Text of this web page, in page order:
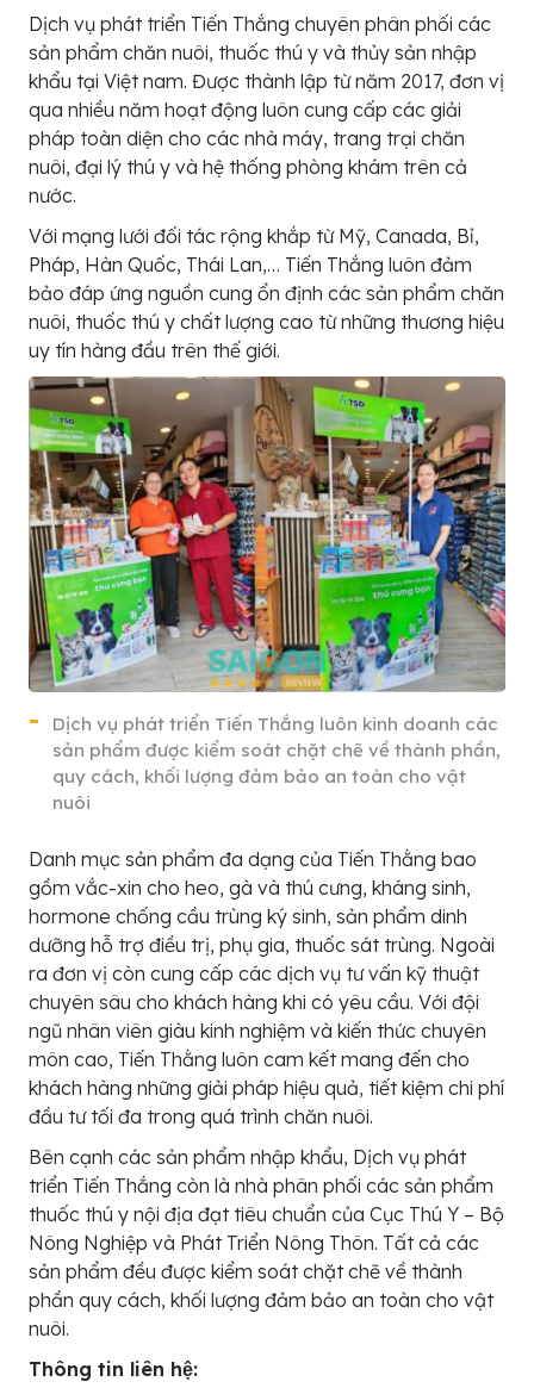
Dịch vụ phát triển Tiến Thắng chuyên phân phối các
sản phẩm chăn nuôi, thuốc thú y và thủy sản nhập
khẩu tại Việt nam. Được thành lập từ năm 2017, đơn vị
qua nhiều năm hoạt động luôn cung cấp các giải
pháp toàn diện cho các nhà máy, trang trại chăn
nuôi, đại lý thú y và hệ thống phòng khám trên cả
nước.
Với mạng lưới đối tác rộng khắp từ Mỹ, Canada, Bỉ,
Pháp, Hàn Quốc, Thái Lan,… Tiến Thắng luôn đảm
bảo đáp ứng nguồn cung ổn định các sản phẩm chăn
nuôi, thuốc thú y chất lượng cao từ những thương hiệu
uy tín hàng đầu trên thế giới.
Dịch vụ phát triển Tiến Thắng luôn kinh doanh các
sản phẩm được kiểm soát chặt chẽ về thành phần,
quy cách, khối lượng đảm bảo an toàn cho vật
nuôi
Danh mục sản phẩm đa dạng của Tiến Thằng bao
gồm vắc-xin cho heo, gà và thú cưng, kháng sinh,
hormone chống cầu trùng ký sinh, sản phẩm dinh
dưỡng hỗ trợ điều trị, phụ gia, thuốc sát trùng. Ngoài
ra đơn vị còn cung cấp các dịch vụ tư vấn kỹ thuật
chuyên sâu cho khách hàng khi có yêu cầu. Với đội
ngũ nhân viên giàu kinh nghiệm và kiến thức chuyên
môn cao, Tiến Thằng luôn cam kết mang đến cho
khách hàng những giải pháp hiệu quả, tiết kiệm chi phí
đầu tư tối đa trong quá trình chăn nuôi.
Bên cạnh các sản phẩm nhập khẩu, Dịch vụ phát
triển Tiến Thắng còn là nhà phân phối các sản phẩm
thuốc thú y nội địa đạt tiêu chuẩn của Cục Thú Y – Bộ
Nông Nghiệp và Phát Triển Nông Thôn. Tất cả các
sản phẩm đều được kiểm soát chặt chẽ về thành
phần quy cách, khối lượng đảm bảo an toàn cho vật
nuôi.
Thông tin liên hệ: